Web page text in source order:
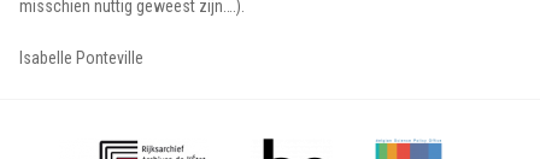
misschien nuttig geweest zijn….).
Isabelle Ponteville